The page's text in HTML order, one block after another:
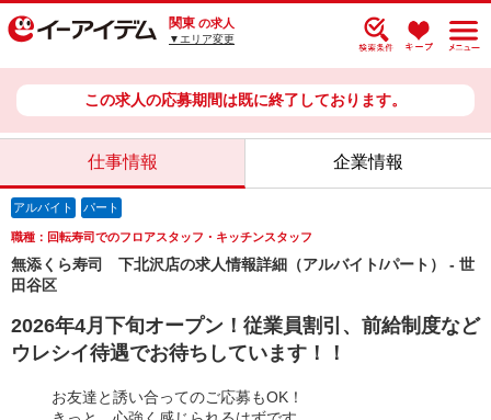
関東 の求人
▼エリア変更
この求人の応募期間は既に終了しております。
仕事情報 企業情報
アルバイト パート
職種：回転寿司でのフロアスタッフ・キッチンスタッフ
無添くら寿司 下北沢店の求人情報詳細（アルバイト/パート） - 世
田谷区
2026年4月下旬オープン！従業員割引、前給制度など
ウレシイ待遇でお待ちしています！！
お友達と誘い合ってのご応募もOK！